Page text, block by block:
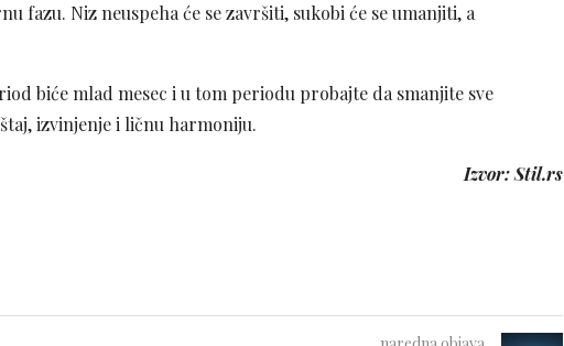
fazu. Niz neuspeha će se završiti, sukobi će se umanjiti, a
biće mlad mesec i u tom periodu probajte da smanjite sve
izvinjenje i ličnu harmoniju.
Izvor: Stil.rs